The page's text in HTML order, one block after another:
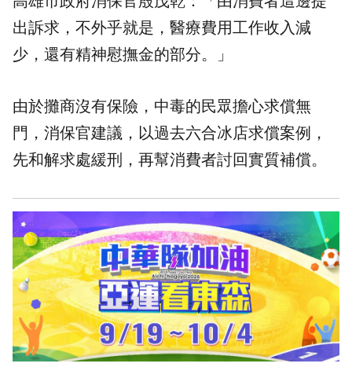
出訴求，不外乎就是，醫療費用工作收入減
少，還有精神慰撫金的部分。」
由於攤商沒有保險，中毒的民眾擔心求償無
門，消保官建議，以過去六合冰店求償案例，
先和解求處緩刑，再幫消費者討回實質補償。